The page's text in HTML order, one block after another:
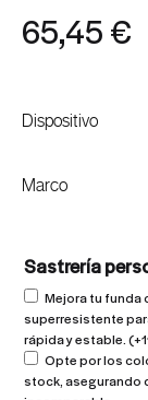
65,45 €
Dispositivo
Marco
Sastrería
Mejora tu funda
superresistente
rápida y estable.(+
Opte por los
stock, asegurando